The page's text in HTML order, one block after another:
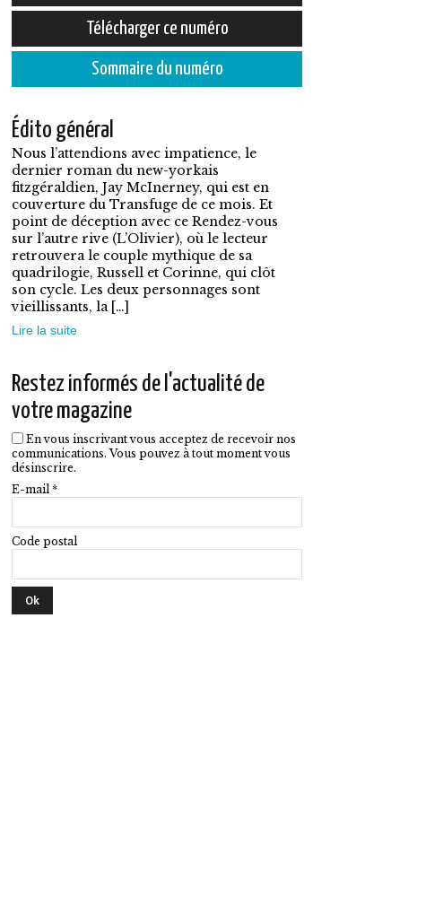
prix :
5,50€
à
7,90€
produit
variations.
Les
options
peuvent
être
choisies
sur
du
produit
Télécharger ce numéro
Sommaire du numéro
Édito général
Nous l’attendions avec impatience, le
dernier roman du new-yorkais
fitzgéraldien, Jay McInerney, qui est en
couverture du Transfuge de ce mois. Et
point de déception avec ce Rendez-vous
sur l’autre rive (L’Olivier), où le lecteur
retrouvera le couple mythique de sa
quadrilogie, Russell et Corinne, qui clôt
son cycle. Les deux personnages sont
vieillissants, la […]
Lire la suite
Restez informés de l'actualité de
votre magazine
En vous inscrivant vous acceptez de recevoir nos
communications. Vous pouvez à tout moment vous
désinscrire.
E-mail *
Code postal